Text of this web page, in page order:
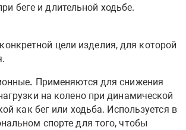
беге и длительной ходьбе.
цели изделия, для которой
. Применяются для снижения
на колено при динамической
как бег или ходьба. Используется в
спорте для того, чтобы